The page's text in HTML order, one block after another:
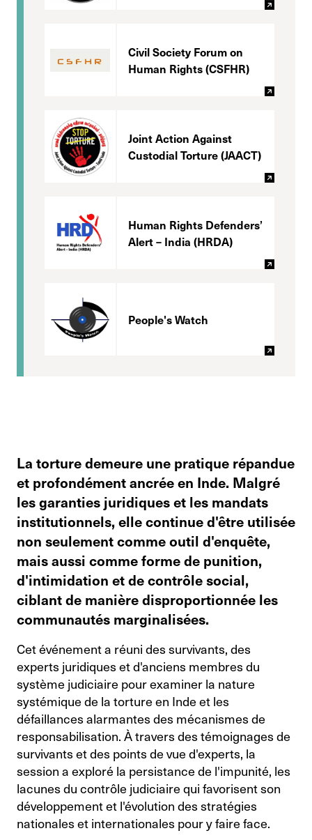
La torture demeure une pratique répandue
et profondément ancrée en Inde. Malgré
les garanties juridiques et les mandats
institutionnels, elle continue d'être utilisée
non seulement comme outil d'enquête,
mais aussi comme forme de punition,
d'intimidation et de contrôle social,
ciblant de manière disproportionnée les
communautés marginalisées.
Cet événement a réuni des survivants, des
experts juridiques et d'anciens membres du
système judiciaire pour examiner la nature
systémique de la torture en Inde et les
défaillances alarmantes des mécanismes de
responsabilisation. À travers des témoignages de
survivants et des points de vue d'experts, la
session a exploré la persistance de l'impunité, les
lacunes du contrôle judiciaire qui favorisent son
développement et l'évolution des stratégies
nationales et internationales pour y faire face.
Civil Society Forum on
Human Rights (CSFHR)
Joint Action Against
Custodial Torture (JAACT)
Human Rights Defenders’
Alert – India (HRDA)
People's Watch